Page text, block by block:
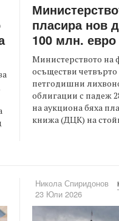
пласира нов
100 млн. евро
Министерството
осъществи
петгодишни
облигации с падеж
на аукциона бяха
книжа (ДЦК) на
Никола Спиридонов
23 Юли 2026